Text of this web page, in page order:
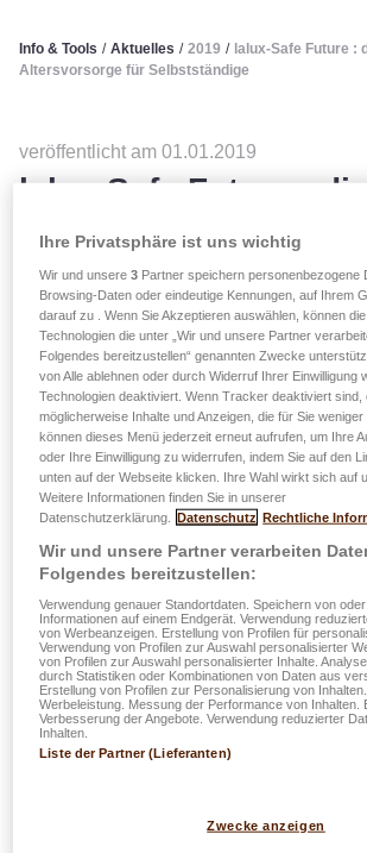
Info & Tools / Aktuelles / 2019 / lalux-Safe Future :
Altersvorsorge für Selbstständige
veröffentlicht am 01.01.2019
lalux-Safe Future : die
Altersvorsorge für
Selbstständige
Seit dem 1. Januar 2019 wurde das
(2. Säule) auf selbständige und liberale
ausgedehnt, die nun denselben
Arbeitnehmer genießen können.
Mitlalux-Safe Futureist es möglich,
Altersversorgungsleistungen,
günstige Steuern in einem sehr flexiblen
Paket für Selbstständige zu kombinieren.
lalux-Safe Future
Bei der
für Selbstständige
können Sie Ihre
zusätzlichem
Ihre Privatsphäre ist uns wichtig
Wir und unsere3 Partner speichern personenbezogene
Browsing-Daten oder eindeutige Kennungen, auf Ihrem
darauf zu . Wenn Sie Akzeptieren auswählen, können
Technologien die unter „Wir und unsere Partner
Folgendes bereitzustellen“ genannten Zwecke
von Alle ablehnen oder durch Widerruf Ihrer Einwilligung
Technologien deaktiviert. Wenn Tracker deaktiviert sind,
möglicherweise Inhalte und Anzeigen, die für Sie
können dieses Menü jederzeit erneut aufrufen, um Ihre
oder Ihre Einwilligung zu widerrufen, indem Sie auf den
unten auf der Webseite klicken. Ihre Wahl wirkt sich auf
Weitere Informationen finden Sie in unserer
Datenschutzerklärung.
Datenschutz Rechtliche
Wir und unsere Partner verarbeiten
Folgendes bereitzustellen:
Verwendung genauer Standortdaten. Speichern von
Informationen auf einem Endgerät. Verwendung
von Werbeanzeigen. Erstellung von Profilen für
Verwendung von Profilen zur Auswahl personalisierter
von Profilen zur Auswahl personalisierter Inhalte.
durch Statistiken oder Kombinationen von Daten aus
Erstellung von Profilen zur Personalisierung von
Werbeleistung. Messung der Performance von Inhalten.
Verbesserung der Angebote. Verwendung reduzierter
Inhalten.
Liste der Partner (Lieferanten)
Zwecke anzeigen